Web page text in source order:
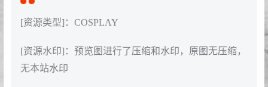
[资源类型]：COSPLAY
[资源水印]：预览图进行了压缩和水印，原图无压缩，
无本站水印